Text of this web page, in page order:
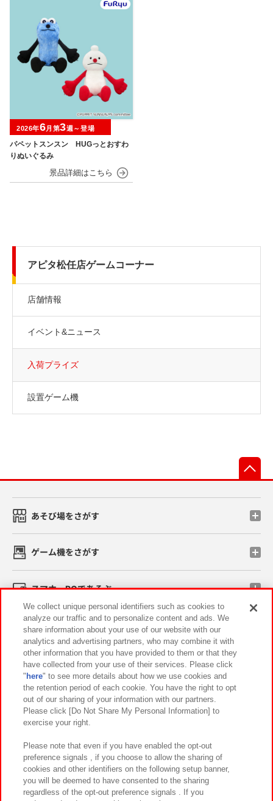
パペットスンスン HUGっとおすわ
りぬいぐるみ
2026年6月第3週～登場
アピタ松任店ゲームコーナー
店舗情報
イベント&ニュース
入荷プライズ
設置ゲーム機
あそび場をさがす
ゲーム機をさがす
スマホ・PCであそぶ
イベント・キャンペーン
関連会社 サステナビリティ サイトポリシー
プライバシーポリシー ウェブアクセシビリティ方針と検証結果
お取引先さまとともに
カスタマーハラスメント対応方針 よくあるご質問・お問い合わせ
We collect unique personal identifiers such as cookies to
analyze our traffic and to personalize content and ads. We
share information about your use of our website with our
analytics and advertising partners, who may combine it with
other information that you have provided to them or that they
have collected from your use of their services. Please click
" here" to see more details about how we use cookies and
the retention period of each cookie. You have the right to opt
out of our sharing of your information with our partners.
Please click [Do Not Share My Personal Information] to
exercise your right.
Please note that even if you have enabled the opt-out
preference signals , if you choose to allow the sharing of
cookies and other identifiers on the following setup banner,
you will be deemed to have consented to the sharing
regardless of the opt-out preference signals . If you